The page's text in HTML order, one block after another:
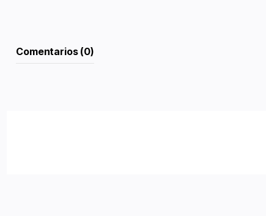
Comentarios (0)